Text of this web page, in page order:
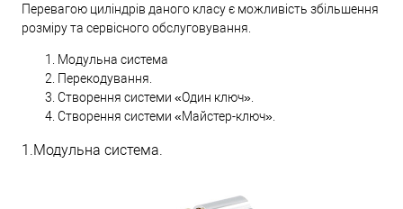
Перевагою циліндрів даного класу є можливість збільшення
розміру та сервісного обслуговування.
Модульна система
Перекодування.
Створення системи «Один ключ».
Створення системи «Майстер-ключ».
1.Модульна система.